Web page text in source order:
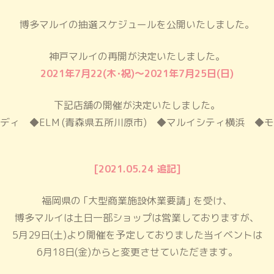
PRINCE CAT SITE
博多マルイの抽選スケジュールを公開いたしました。
神戸マルイの再開が決定いたしました。
2021年7月22(木･祝)～2021年7月25日(日)
下記店舗の開催が決定いたしました。
ィ ◆ELM (青森県五所川原市) ◆マルイシティ横浜 ◆モ
[2021.05.24 追記]
福岡県の ｢大型商業施設休業要請｣ を受け、
博多マルイは土日一部ショップは営業しておりますが、
5月29日(土)より開催を予定しておりました当イベントは
6月18日(金)からと変更させていただきます。